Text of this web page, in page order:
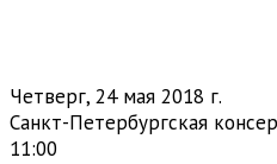
Четверг, 24 мая 2018 г.
Санкт-Петербургская
11:00